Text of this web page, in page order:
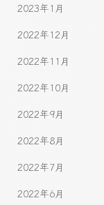
2023年1月
2022年12月
2022年11月
2022年10月
2022年9月
2022年8月
2022年7月
2022年6月